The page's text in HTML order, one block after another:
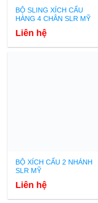
BỘ SLING XÍCH CẨU
HÀNG 4 CHÂN SLR MỸ
Liên hệ
BỘ XÍCH CẨU 2 NHÁNH
SLR MỸ
Liên hệ